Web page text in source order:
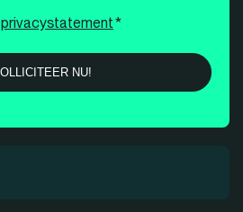
privacystatement*